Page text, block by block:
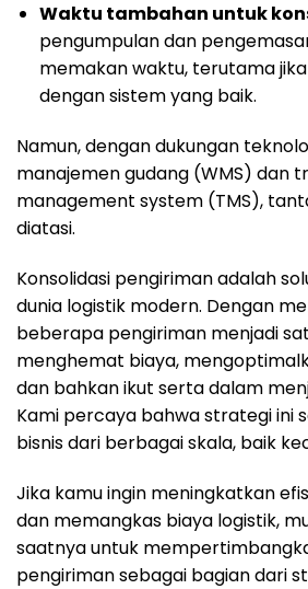
Waktu tambahan untuk
pengumpulan dan
memakan waktu, terutama
dengan sistem yang baik.
Namun, dengan dukungan
manajemen gudang (WMS) dan
management system (TMS),
diatasi.
Konsolidasi pengiriman adalah
dunia logistik modern. Dengan
beberapa pengiriman menjadi
menghemat biaya,
dan bahkan ikut serta dalam
Kami percaya bahwa strategi ini
bisnis dari berbagai skala, baik
Jika kamu ingin meningkatkan
dan memangkas biaya logistik,
saatnya untuk
pengiriman sebagai bagian dari